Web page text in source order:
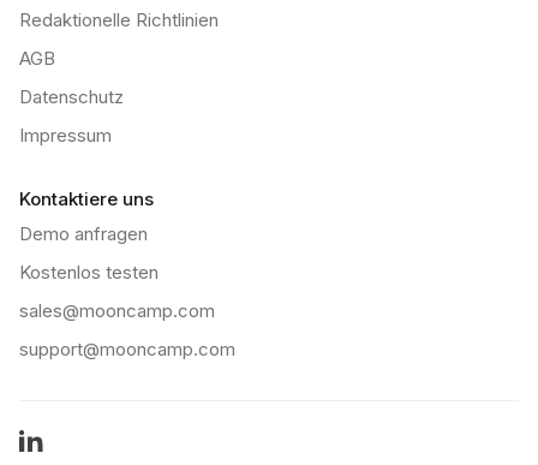
Redaktionelle Richtlinien
AGB
Datenschutz
Impressum
Kontaktiere uns
Demo anfragen
Kostenlos testen
sales@mooncamp.com
support@mooncamp.com
LinkedIn